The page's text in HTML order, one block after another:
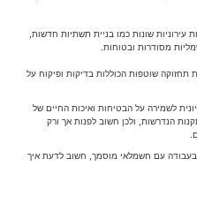
עירוניות שונות כמו בניית תשתיות חדשות,
מסודרות ובטוחות.
תחזוקה שוטפות הכוללות בדיקות ופיקוח על
לשמירה על הבטיחות ואיכות החיים של
הנדרשות, ולכן חשוב לפנות אך ורק
עם חשמלאי מוסמך, חשוב לדעת איך